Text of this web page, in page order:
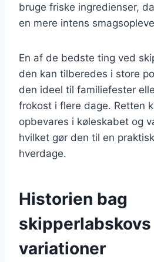
bruge friske ingredienser,
en mere intens
En af de bedste ting ved
den kan tilberedes i store
den ideel til familiefester
frokost i flere dage. Retten
opbevares i køleskabet og
hvilket gør den til en
hverdage.
Historien bag
variationer